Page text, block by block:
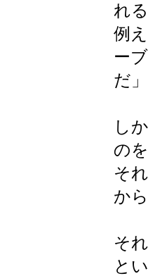
れ
例
ー
だ
し
の
そ
か
そ
と